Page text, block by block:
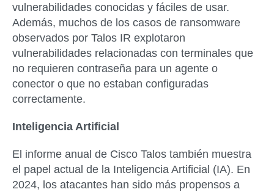
vulnerabilidades conocidas y fáciles de usar.
Además, muchos de los casos de ransomware
observados por Talos IR explotaron
vulnerabilidades relacionadas con terminales que
no requieren contraseña para un agente o
conector o que no estaban configuradas
correctamente.
Inteligencia Artificial
El informe anual de Cisco Talos también muestra
el papel actual de la Inteligencia Artificial (IA). En
2024, los atacantes han sido más propensos a